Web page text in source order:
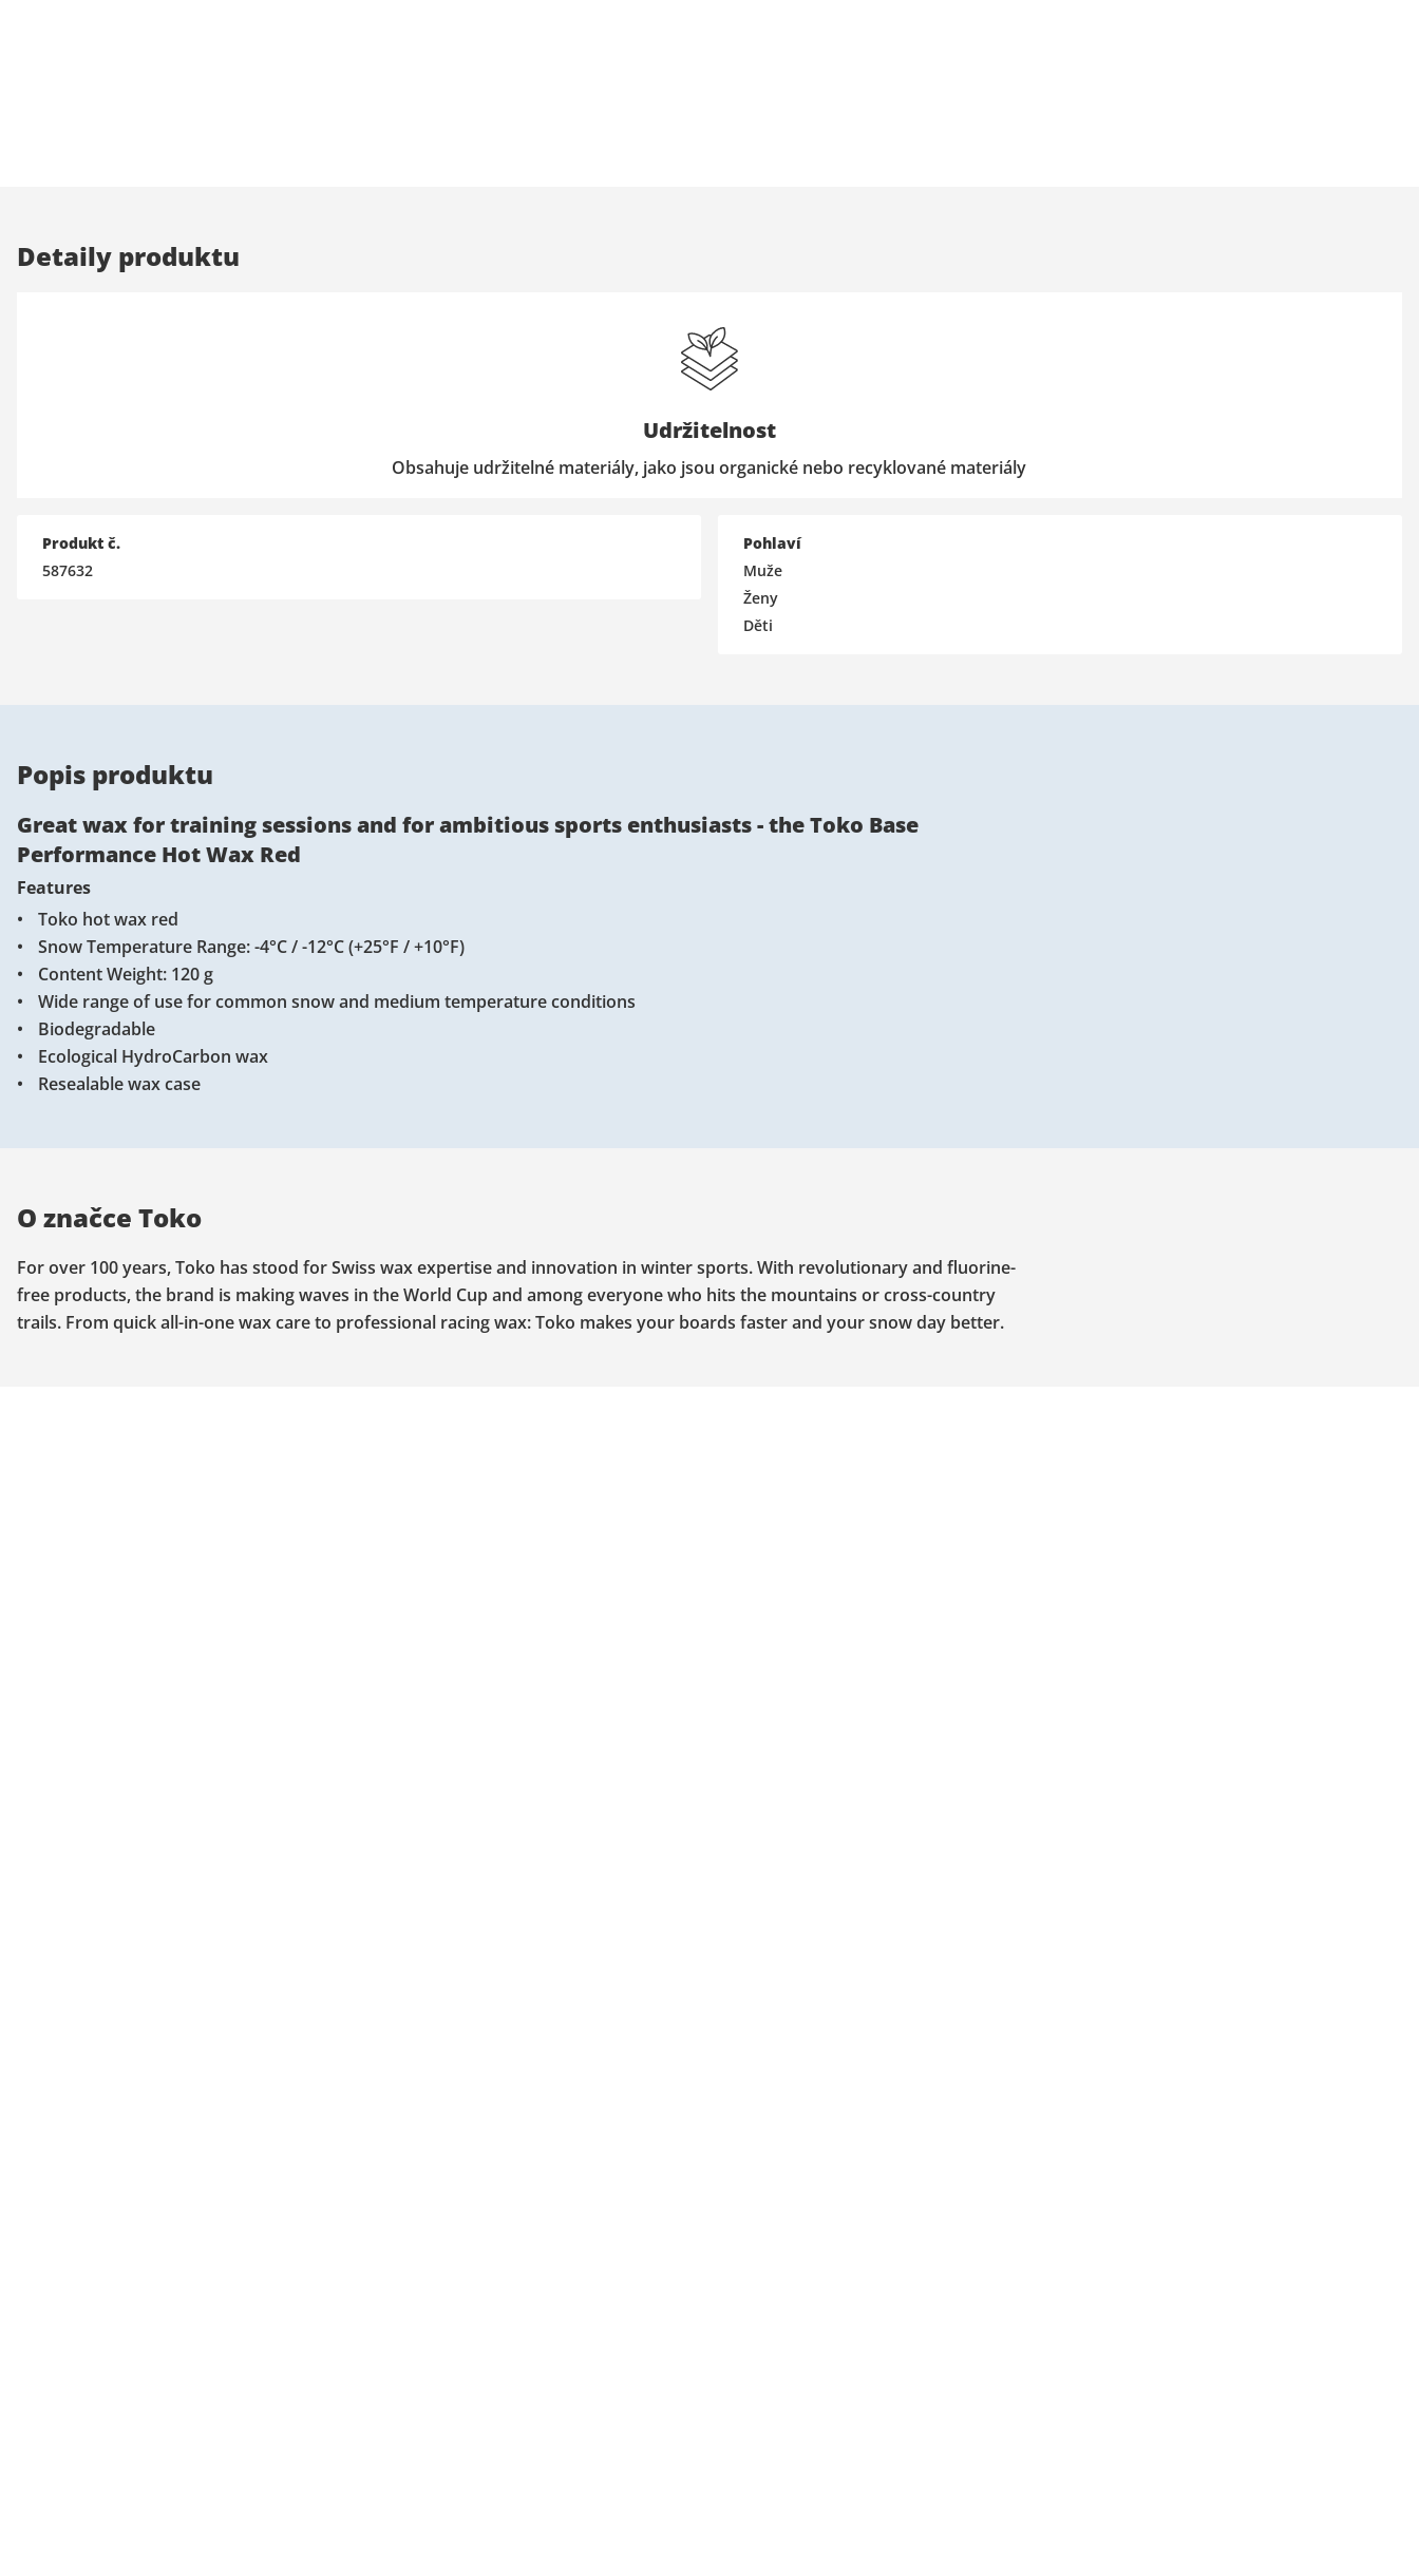
Detaily produktu
Udržitelnost
Obsahuje udržitelné materiály, jako jsou organické nebo recyklované materiály
Produkt č.
587632
Pohlaví
Muže
Ženy
Děti
Popis produktu
Great wax for training sessions and for ambitious sports enthusiasts - the Toko Base
Performance Hot Wax Red
Features
Toko hot wax red
Snow Temperature Range: -4°C / -12°C (+25°F / +10°F)
Content Weight: 120 g
Wide range of use for common snow and medium temperature conditions
Biodegradable
Ecological HydroCarbon wax
Resealable wax case
O značce Toko
For over 100 years, Toko has stood for Swiss wax expertise and innovation in winter sports. With revolutionary and fluorine-
free products, the brand is making waves in the World Cup and among everyone who hits the mountains or cross-country
trails. From quick all-in-one wax care to professional racing wax: Toko makes your boards faster and your snow day better.